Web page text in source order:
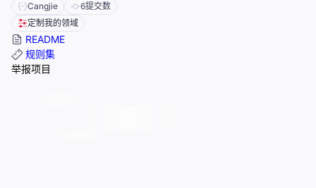
Cangjie 6提交数
定制我的领域
README
规则集
举报项目